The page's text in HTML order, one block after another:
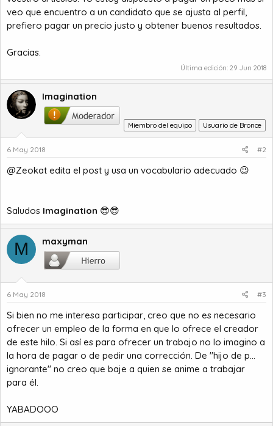
veo que encuentro a un candidato que se ajusta al perfil,
prefiero pagar un precio justo y obtener buenos resultados.
Gracias.
Última edición: 29 Jun 2018
Imagination
Miembro del equipo Usuario de Bronce
6 May 2018 #2
@Zeokat edita el post y usa un vocabulario adecuado 😉
Saludos Imagination 😎😎
M maxyman
6 May 2018 #3
Si bien no me interesa participar, creo que no es necesario
ofrecer un empleo de la forma en que lo ofrece el creador
de este hilo. Si así es para ofrecer un trabajo no lo imagino a
la hora de pagar o de pedir una corrección. De "hijo de p...
ignorante" no creo que baje a quien se anime a trabajar
para él.
YABADOOO